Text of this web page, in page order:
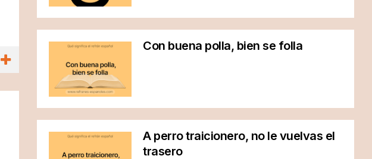
Con buena polla, bien se folla
A perro traicionero, no le vuelvas el
trasero